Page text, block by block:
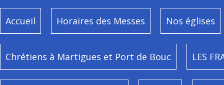
Accueil Horaires des Messes Nos églises
Chrétiens à Martigues et Port de Bouc LES